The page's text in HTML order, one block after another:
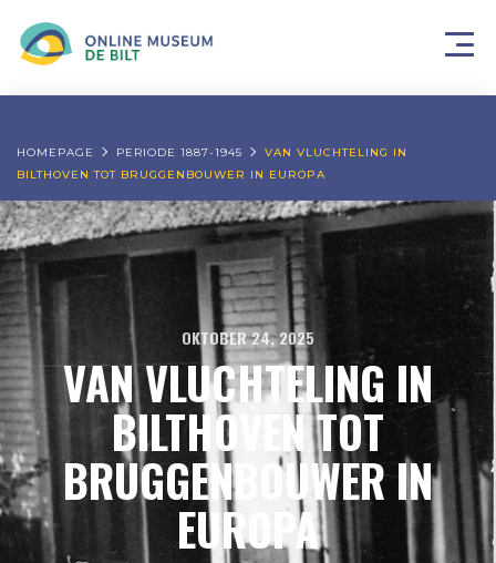
HOMEPAGE PERIODE 1887-1945
VAN VLUCHTELING IN
BILTHOVEN TOT BRUGGENBOUWER IN EUROPA
OKTOBER 24, 2025
VAN VLUCHTELING IN
BILTHOVEN TOT
BRUGGENBOUWER IN
EUROPA